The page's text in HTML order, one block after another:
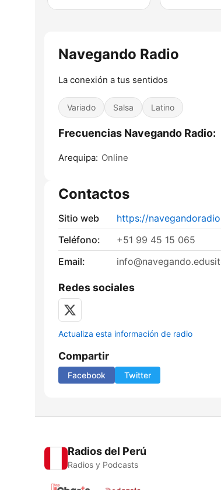
Navegando Radio
La conexión a tus sentidos
Variado Salsa Latino
Frecuencias Navegando Radio:
Arequipa: Online
Contactos
Sitio web
https://
Teléfono:
+51 99 45 15 065
Email:
Redes sociales
Actualiza esta información de radio
Compartir
Facebook Twitter
Radios del Perú
Radios y Podcasts